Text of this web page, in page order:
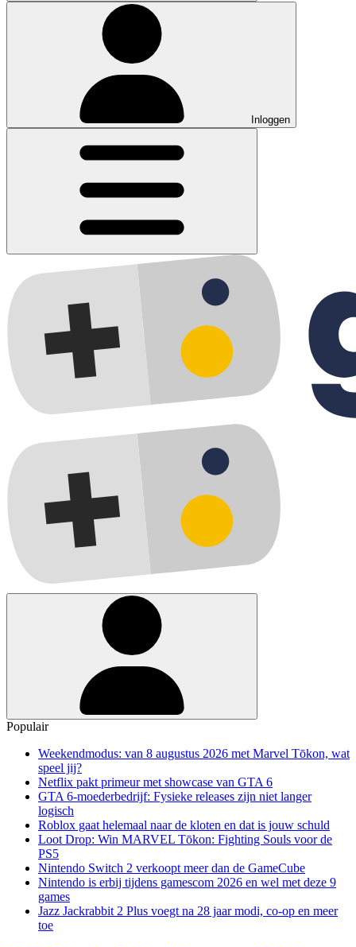
Inloggen
Populair
Weekendmodus: van 8 augustus 2026 met Marvel Tōkon, wat
speel jij?
Netflix pakt primeur met showcase van GTA 6
GTA 6-moederbedrijf: Fysieke releases zijn niet langer
logisch
Roblox gaat helemaal naar de kloten en dat is jouw schuld
Loot Drop: Win MARVEL Tōkon: Fighting Souls voor de
PS5
Nintendo Switch 2 verkoopt meer dan de GameCube
Nintendo is erbij tijdens gamescom 2026 en wel met deze 9
games
Jazz Jackrabbit 2 Plus voegt na 28 jaar modi, co-op en meer
toe